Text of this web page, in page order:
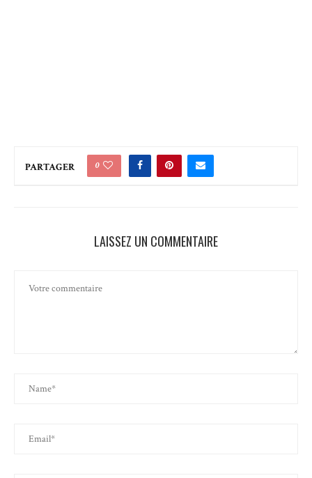
PARTAGER 0
LAISSEZ UN COMMENTAIRE